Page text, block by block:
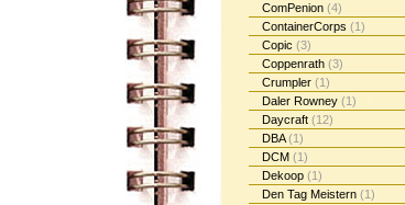
ComPenion (4)
ContainerCorps (1)
Copic (3)
Coppenrath (3)
Crumpler (1)
Daler Rowney (1)
Daycraft (12)
DBA(1)
DCM (1)
Dekoop (1)
Den Tag Meistern (1)